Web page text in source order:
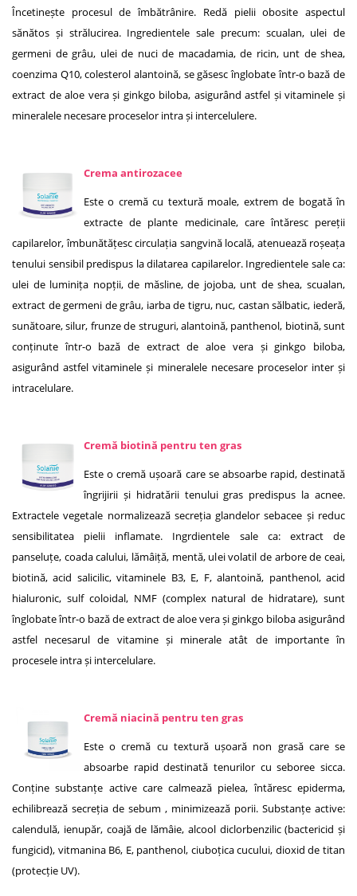
Încetinește procesul de îmbătrânire. Redă pielii obosite aspectul
sănătos și strălucirea. Ingredientele sale precum: scualan, ulei de
germeni de grâu, ulei de nuci de macadamia, de ricin, unt de shea,
coenzima Q10, colesterol alantoină, se găsesc înglobate într-o bază de
extract de aloe vera și ginkgo biloba, asigurând astfel și vitaminele și
mineralele necesare proceselor intra și intercelulere.
Crema antirozacee
Este o cremă cu textură moale, extrem de bogată în
extracte de plante medicinale, care întăresc pereții
capilarelor, îmbunătățesc circulația sangvină locală, atenuează roșeața
tenului sensibil predispus la dilatarea capilarelor. Ingredientele sale ca:
ulei de luminița nopții, de măsline, de jojoba, unt de shea, scualan,
extract de germeni de grâu, iarba de tigru, nuc, castan sălbatic, iederă,
sunătoare, silur, frunze de struguri, alantoină, panthenol, biotină, sunt
conținute într-o bază de extract de aloe vera și ginkgo biloba,
asigurând astfel vitaminele și mineralele necesare proceselor inter și
intracelulare.
Cremă biotină pentru ten gras
Este o cremă ușoară care se absoarbe rapid, destinată
îngrijirii și hidratării tenului gras predispus la acnee.
Extractele vegetale normalizează secreția glandelor sebacee și reduc
sensibilitatea pielii inflamate. Ingrdientele sale ca: extract de
panseluțe, coada calului, lămâiță, mentă, ulei volatil de arbore de ceai,
biotină, acid salicilic, vitaminele B3, E, F, alantoină, panthenol, acid
hialuronic, sulf coloidal, NMF (complex natural de hidratare), sunt
înglobate într-o bază de extract de aloe vera și ginkgo biloba asigurând
astfel necesarul de vitamine și minerale atât de importante în
procesele intra și intercelulare.
Cremă niacină pentru ten gras
Este o cremă cu textură ușoară non grasă care se
absoarbe rapid destinată tenurilor cu seboree sicca.
Conține substanțe active care calmează pielea, întăresc epiderma,
echilibrează secreția de sebum , minimizează porii. Substanțe active:
calendulă, ienupăr, coajă de lămâie, alcool diclorbenzilic (bactericid și
fungicid), vitmanina B6, E, panthenol, ciuboțica cucului, dioxid de titan
(protecție UV).